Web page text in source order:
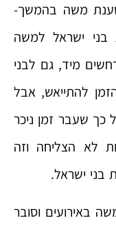
משה בהמשך-
ישראל למשה
מיד, גם לבני
להתייאש, אבל
כך שעבר זמן ניכר
לא הצליחה וזה
בני ישראל.
באירועים וסובר